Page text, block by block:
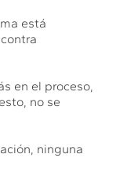
está
en el proceso,
no se
ninguna